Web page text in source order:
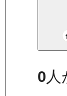
0